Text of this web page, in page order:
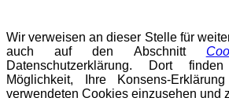
Wir verweisen an dieser Stelle für
auch auf den Abschnitt
Datenschutzerklärung. Dort
Möglichkeit, Ihre Konsens-
verwendeten Cookies einzusehen und